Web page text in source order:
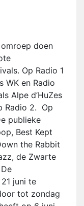
doen
Op Radio 1
WK en Radio
Alpe d’HuZes
Radio 2. Op
publieke
Best Kept
the Rabbit
de Zwarte
juni te
tot zondag